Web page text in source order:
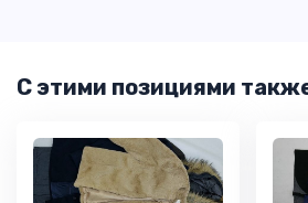
С этими позициями